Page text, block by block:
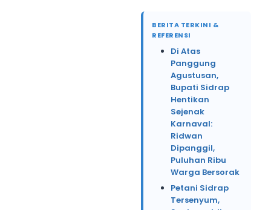
BERITA TERKINI &
REFERENSI
Di Atas
Panggung
Agustusan,
Bupati Sidrap
Hentikan
Sejenak
Karnaval:
Ridwan
Dipanggil,
Puluhan Ribu
Warga Bersorak
Petani Sidrap
Tersenyum,